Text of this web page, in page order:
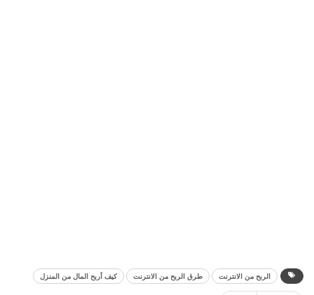
الربح من الانترنت طرق الربح من الانترنت كيف أربح المال من المنزل